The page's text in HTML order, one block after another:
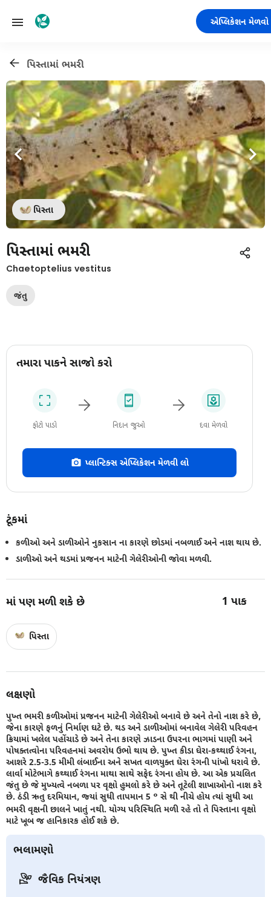
એપ્લિકેશન મેળવો
પિસ્તામાં ભમરી
પિસ્તા
પિસ્તામાં ભમરી
Chaetoptelius vestitus
જંતુ
તમારા પાકને સાજો કરો
ફોટો પાડો નિદાન જુઓ દવા મેળવો
પ્લાન્ટિક્સ એપ્લિકેશન મેળવી લો
ટૂંકમાં
કળીઓ અને ડાળીઓને નુકસાન ના કારણે છોડમાં નબળાઈ અને નાશ થાય છે.
ડાળીઓ અને થડમાં પ્રજનન માટેની ગેલેરીઓની જોવા મળવી.
માં પણ મળી શકે છે 1 પાક
પિસ્તા
લક્ષણો
પુખ્ત ભમરી કળીઓમાં પ્રજનન માટેની ગેલેરીઓ બનાવે છે અને તેનો નાશ કરે છે,
જેના કારણે ફળનું નિર્માણ ઘટે છે. થડ અને ડાળીઓમાં બનાવેલ ગેલેરી પરિવહન
ક્રિયામાં ખલેલ પહોંચાડે છે અને તેના કારણે ઝાડના ઉપરના ભાગમાં પાણી અને
પોષક્તત્વોના પરિવહનમાં અવરોધ ઉભો થાય છે. પુખ્ત કીડા ઘેરા-કથ્થાઈ રંગના,
આશરે 2.5-3.5 મીમી લંબાઈના અને સખત વાળયુક્ત ઘેરા રંગની પાંખો ધરાવે છે.
લાર્વા મોટેભાગે કથ્થાઈ રંગના માથા સાથે સફેદ રંગના હોય છે. આ એક પ્રચલિત
જંતુ છે જે મુખ્યત્વે નબળા પર વૃક્ષો હુમલો કરે છે અને તૂટેલી શાખાઓનો નાશ કરે
છે. ઠંડી ઋતુ દરમિયાન, જ્યાં સુધી તાપમાન 5 ° સે થી નીચે હોય ત્યાં સુધી આ
ભમરી વૃક્ષની છાલને ખાતું નથી. યોગ્ય પરિસ્થિતિ મળી રહે તો તે પિસ્તાના વૃક્ષો
માટે ખૂબ જ હાનિકારક હોઈ શકે છે.
ભલામણો
જૈવિક નિયંત્રણ